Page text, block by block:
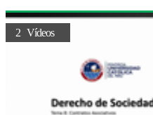
2 Vídeos